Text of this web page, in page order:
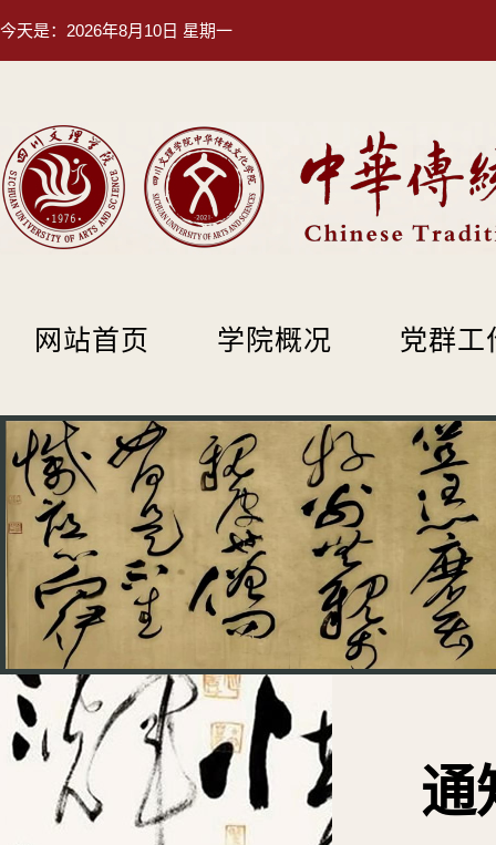
今天是： 2026年8月10日 星期一
网站首页 学院概况 党群工
通